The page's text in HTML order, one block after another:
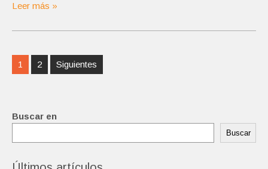
Leer más »
Navegación
de
1 2 Siguientes
Buscar en
Buscar